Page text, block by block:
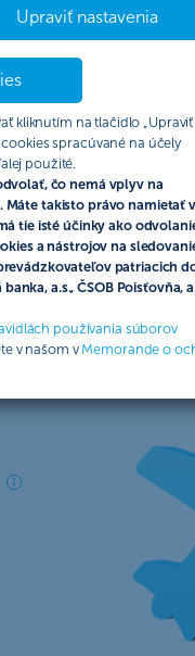
Upraviť nastavenia
kliknutím na tlačidlo „Upraviť
spracúvané na účely
použité.
čo nemá vplyv na
takisto právo namietať
tie isté účinky ako
a nástrojov na
patriacich
a.s., ČSOB Poisťovňa,
používania súborov
v našom vMemorande o